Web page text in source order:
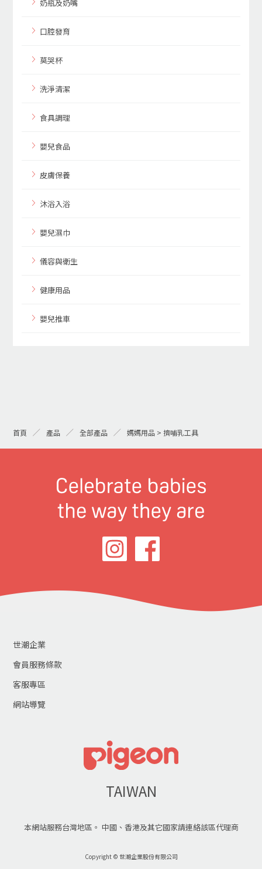
奶瓶及奶嘴
口腔發育
莫哭杯
洗淨清潔
食具調理
嬰兒食品
皮膚保養
沐浴入浴
嬰兒濕巾
儀容與衛生
健康用品
嬰兒推車
首頁 產品 全部產品 媽媽用品 > 擠哺乳工具
世潮企業
會員服務條款
客服專區
網站導覽
TAIWAN
本網站服務台灣地區。 中國、香港及其它國家請連絡該區代理商
Copyright © 世潮企業股份有限公司